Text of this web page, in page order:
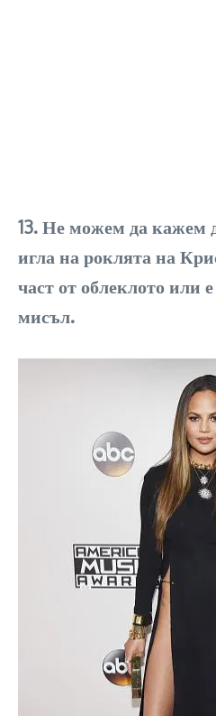
13. Не можем да кажем
игла на роклята на
част от облеклото или
мисъл.